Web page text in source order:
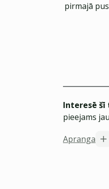
pirmajā
Interesē šī
pieejams
Apranga